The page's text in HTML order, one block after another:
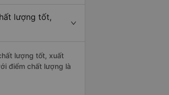
lượng tốt,
lượng tốt, xuất
điểm chất lượng là